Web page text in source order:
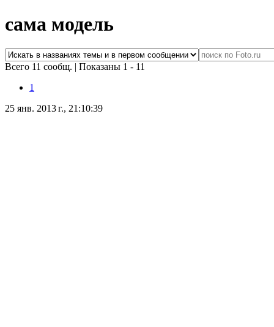
сама модель
Всего 11 сообщ. | Показаны 1 - 11
1
25 янв. 2013 г., 21:10:39